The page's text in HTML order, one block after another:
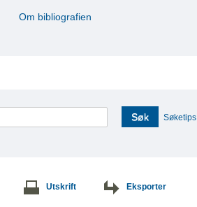
Om bibliografien
Søk Søketips
Utskrift Eksporter